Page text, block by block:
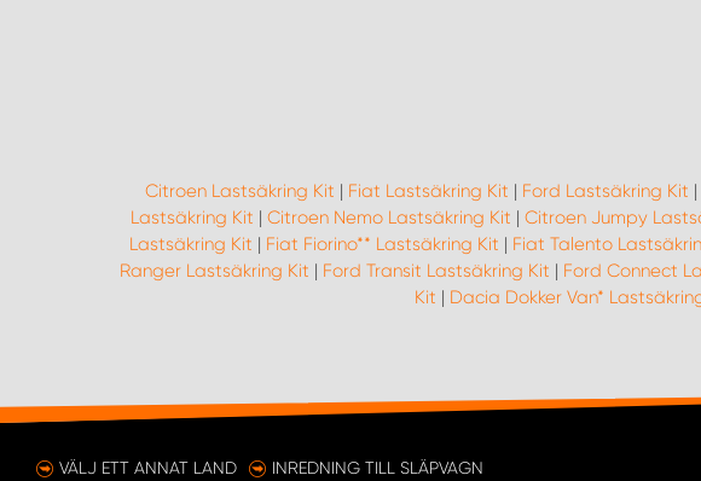
Citroen Lastsäkring Kit | Fiat Lastsäkring Kit | Ford Lastsäkring Kit |
Lastsäkring Kit | Citroen Nemo Lastsäkring Kit | Citroen Jumpy
Lastsäkring Kit | Fiat Fiorino** Lastsäkring Kit | Fiat Talento
Ranger Lastsäkring Kit | Ford Transit Lastsäkring Kit | Ford Connect
Kit | Dacia Dokker Van*
VÄLJ ETT ANNAT LAND INREDNING TILL SLÄPVAGN